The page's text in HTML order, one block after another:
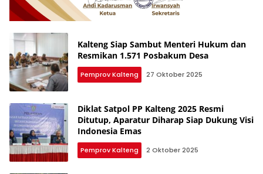
Kalteng Siap Sambut Menteri Hukum dan
Resmikan 1.571 Posbakum Desa
Pemprov Kalteng 27 Oktober 2025
Diklat Satpol PP Kalteng 2025 Resmi
Ditutup, Aparatur Diharap Siap Dukung Visi
Indonesia Emas
Pemprov Kalteng 2 Oktober 2025